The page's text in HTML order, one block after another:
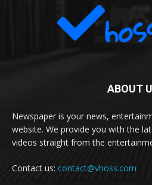
ABOUT
Newspaper is your news,
website. We provide you with the
videos straight from the
Contact us: contact@vhoss.com